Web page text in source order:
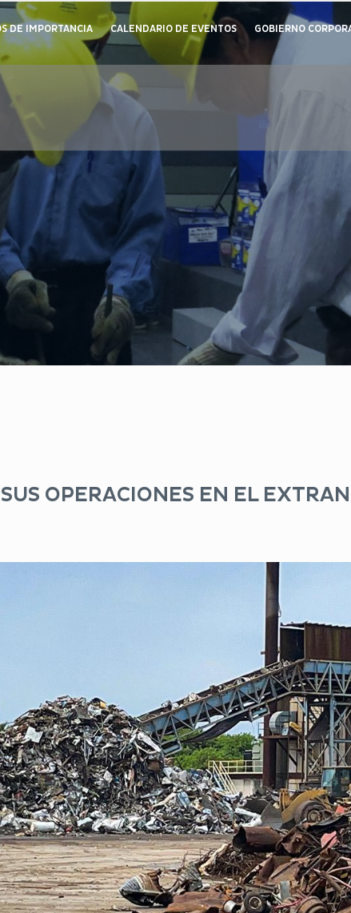
DE IMPORTANCIA CALENDARIO DE EVENTOS GOBIERNO
OPERACIONES EN EL